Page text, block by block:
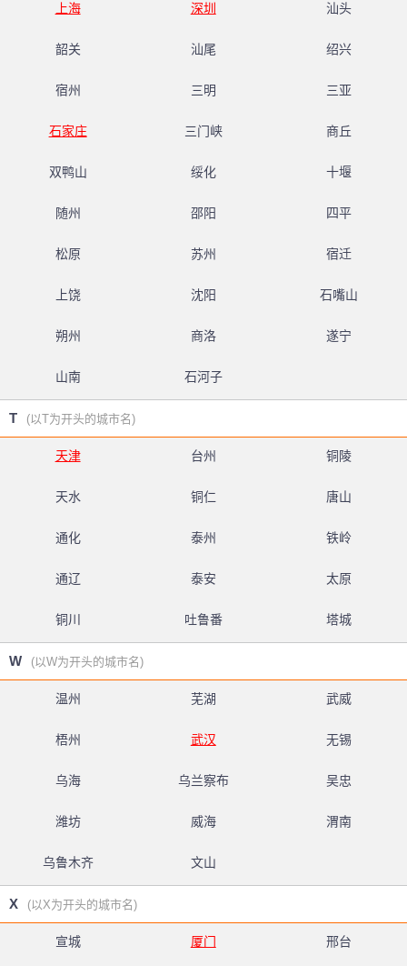
上海 深圳 汕头
韶关 汕尾 绍兴
宿州 三明 三亚
石家庄 三门峡 商丘
双鸭山 绥化 十堰
随州 邵阳 四平
松原 苏州 宿迁
上饶 沈阳 石嘴山
朔州 商洛 遂宁
山南 石河子
T (以T为开头的城市名)
天津 台州 铜陵
天水 铜仁 唐山
通化 泰州 铁岭
通辽 泰安 太原
铜川 吐鲁番 塔城
W (以W为开头的城市名)
温州 芜湖 武威
梧州 武汉 无锡
乌海 乌兰察布 吴忠
潍坊 威海 渭南
乌鲁木齐 文山
X (以X为开头的城市名)
宣城 厦门 邢台